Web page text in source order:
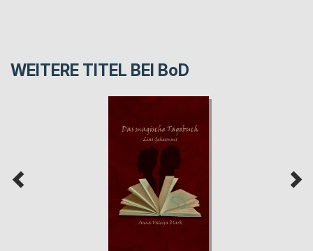
WEITERE TITEL BEI BoD